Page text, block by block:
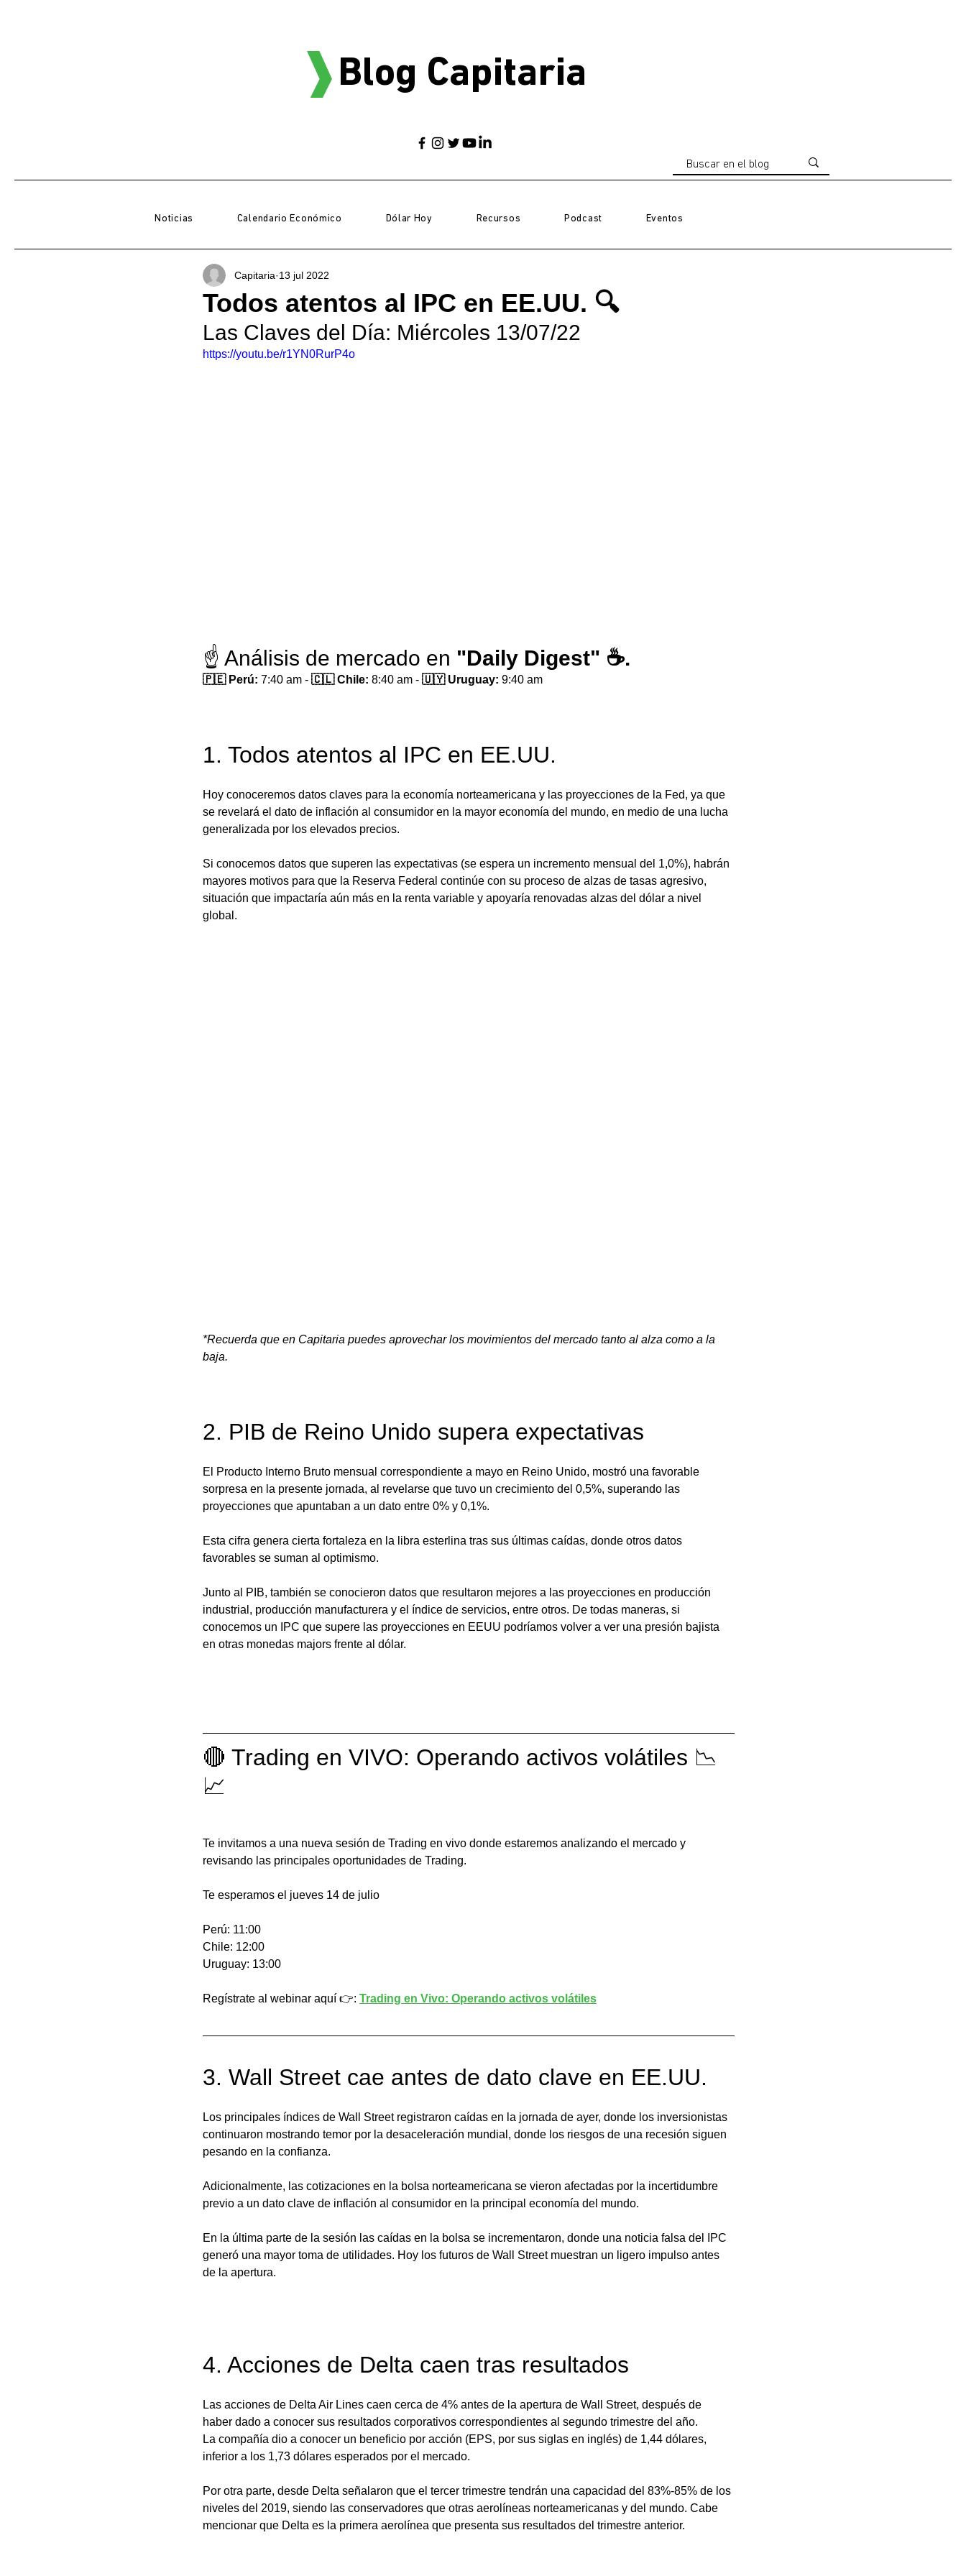
Blog Capitaria
Noticias Calendario Económico Dólar Hoy Recursos Podcast Eventos
Todos atentos al IPC en EE.UU. 🔍
Capitaria 13 jul 2022
Las Claves del Día: Miércoles 13/07/22
https://youtu.be/r1YN0RurP4o
☝️ Análisis de mercado en "Daily Digest" ☕.
🇵🇪 Perú: 7:40 am - 🇨🇱 Chile: 8:40 am - 🇺🇾 Uruguay: 9:40 am
1. Todos atentos al IPC en EE.UU.
Hoy conoceremos datos claves para la economía norteamericana y las proyecciones de la Fed, ya que
se revelará el dato de inflación al consumidor en la mayor economía del mundo, en medio de una lucha
generalizada por los elevados precios.
Si conocemos datos que superen las expectativas (se espera un incremento mensual del 1,0%), habrán
mayores motivos para que la Reserva Federal continúe con su proceso de alzas de tasas agresivo,
situación que impactaría aún más en la renta variable y apoyaría renovadas alzas del dólar a nivel
global.
*Recuerda que en Capitaria puedes aprovechar los movimientos del mercado tanto al alza como a la
baja.
2. PIB de Reino Unido supera expectativas
El Producto Interno Bruto mensual correspondiente a mayo en Reino Unido, mostró una favorable
sorpresa en la presente jornada, al revelarse que tuvo un crecimiento del 0,5%, superando las
proyecciones que apuntaban a un dato entre 0% y 0,1%.
Esta cifra genera cierta fortaleza en la libra esterlina tras sus últimas caídas, donde otros datos
favorables se suman al optimismo.
Junto al PIB, también se conocieron datos que resultaron mejores a las proyecciones en producción
industrial, producción manufacturera y el índice de servicios, entre otros. De todas maneras, si
conocemos un IPC que supere las proyecciones en EEUU podríamos volver a ver una presión bajista
en otras monedas majors frente al dólar.
🔴 Trading en VIVO: Operando activos volátiles 📉
📈
Te invitamos a una nueva sesión de Trading en vivo donde estaremos analizando el mercado y
revisando las principales oportunidades de Trading.
Te esperamos el jueves 14 de julio
Perú: 11:00
Chile: 12:00
Uruguay: 13:00
Regístrate al webinar aquí 👉: Trading en Vivo: Operando activos volátiles
3. Wall Street cae antes de dato clave en EE.UU.
Los principales índices de Wall Street registraron caídas en la jornada de ayer, donde los inversionistas
continuaron mostrando temor por la desaceleración mundial, donde los riesgos de una recesión siguen
pesando en la confianza.
Adicionalmente, las cotizaciones en la bolsa norteamericana se vieron afectadas por la incertidumbre
previo a un dato clave de inflación al consumidor en la principal economía del mundo.
En la última parte de la sesión las caídas en la bolsa se incrementaron, donde una noticia falsa del IPC
generó una mayor toma de utilidades. Hoy los futuros de Wall Street muestran un ligero impulso antes
de la apertura.
4. Acciones de Delta caen tras resultados
Las acciones de Delta Air Lines caen cerca de 4% antes de la apertura de Wall Street, después de
haber dado a conocer sus resultados corporativos correspondientes al segundo trimestre del año.
La compañía dio a conocer un beneficio por acción (EPS, por sus siglas en inglés) de 1,44 dólares,
inferior a los 1,73 dólares esperados por el mercado.
Por otra parte, desde Delta señalaron que el tercer trimestre tendrán una capacidad del 83%-85% de los
niveles del 2019, siendo las conservadores que otras aerolíneas norteamericanas y del mundo. Cabe
mencionar que Delta es la primera aerolínea que presenta sus resultados del trimestre anterior.